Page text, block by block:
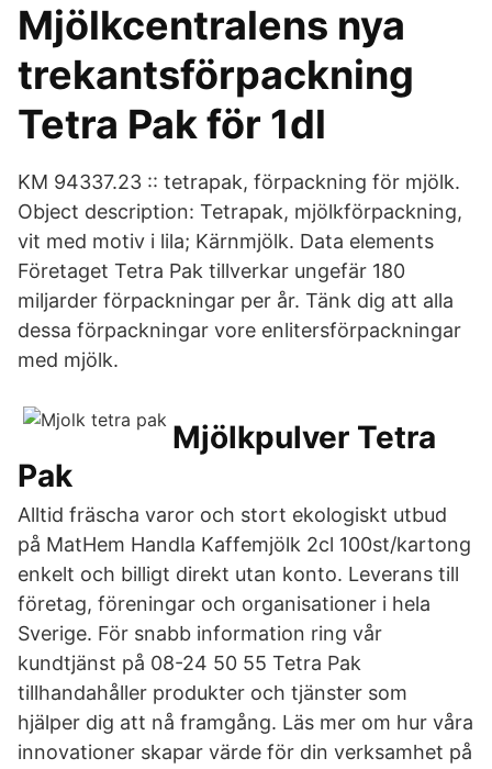
Mjölkcentralens nya
trekantsförpackning
Tetra Pak för 1dl
KM 94337.23 :: tetrapak, förpackning för mjölk.
Object description: Tetrapak, mjölkförpackning,
vit med motiv i lila; Kärnmjölk. Data elements
Företaget Tetra Pak tillverkar ungefär 180
miljarder förpackningar per år. Tänk dig att alla
dessa förpackningar vore enlitersförpackningar
med mjölk.
Mjölkpulver Tetra
Pak
Alltid fräscha varor och stort ekologiskt utbud
på MatHem Handla Kaffemjölk 2cl 100st/kartong
enkelt och billigt direkt utan konto. Leverans till
företag, föreningar och organisationer i hela
Sverige. För snabb information ring vår
kundtjänst på 08-24 50 55 Tetra Pak
tillhandahåller produkter och tjänster som
hjälper dig att nå framgång. Läs mer om hur våra
innovationer skapar värde för din verksamhet på